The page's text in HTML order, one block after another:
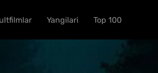
Yangilari Top 100